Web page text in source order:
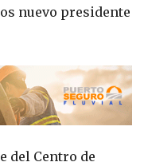
nuevo presidente
del Centro de